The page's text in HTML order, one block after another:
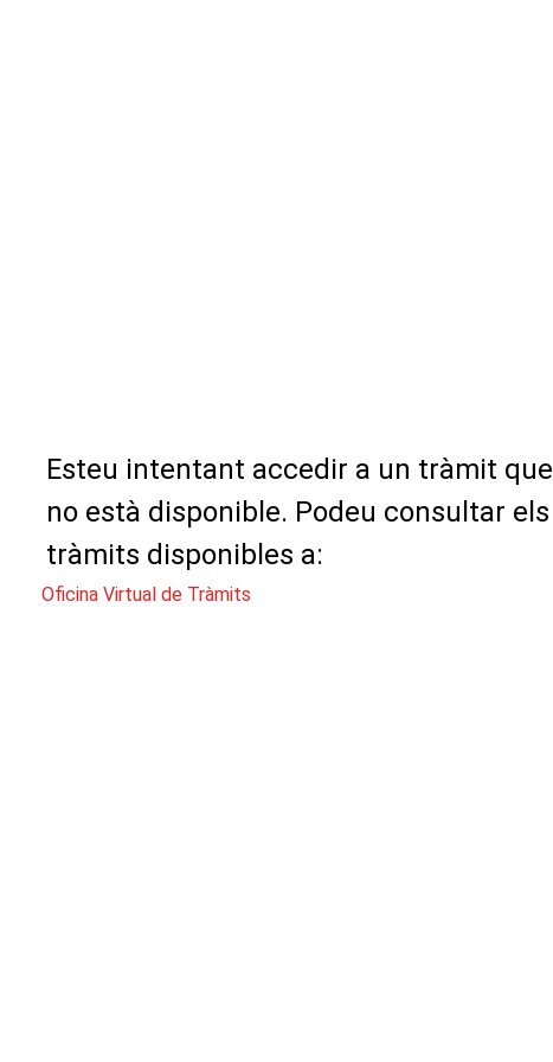
Esteu intentant accedir a un tràmit que
no està disponible. Podeu consultar els
tràmits disponibles a:
Oficina Virtual de Tràmits